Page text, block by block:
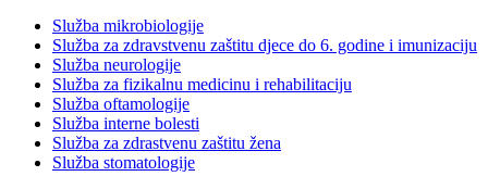
Služba mikrobiologije
Služba za zdravstvenu zaštitu djece do 6. godine i imunizaciju
Služba neurologije
Služba za fizikalnu medicinu i rehabilitaciju
Služba oftamologije
Služba interne bolesti
Služba za zdrastvenu zaštitu žena
Služba stomatologije